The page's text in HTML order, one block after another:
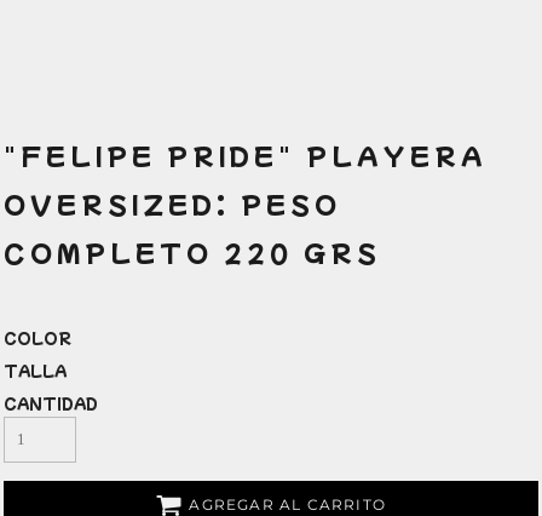
"FELIPE PRIDE" PLAYERA
OVERSIZED: PESO
COMPLETO 220 GRS
COLOR
TALLA
CANTIDAD
AGREGAR AL CARRITO